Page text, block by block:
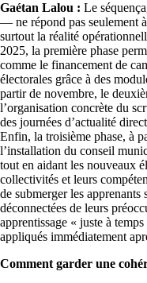
Gaétan Lalou : Le
— ne répond pas seulement
surtout la réalité
2025, la première phase
comme le financement de
électorales grâce à des
partir de novembre, le
l’organisation concrète du
des journées d’actualité
Enfin, la troisième phase, à
l’installation du conseil
tout en aidant les nouveaux
collectivités et leurs
de submerger les apprenants
déconnectées de leurs
apprentissage « juste à
appliqués immédiatement
Comment garder une